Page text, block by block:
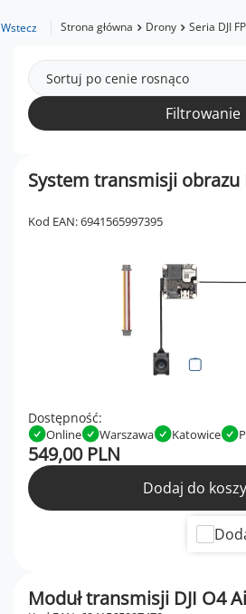
Wstecz Strona główna Drony Seria DJI
Sortuj po cenie rosnąco
Filtrowanie
System transmisji obrazu
Kod EAN: 6941565997395
Dostępność:
Online Warszawa Katowice
549,00 PLN
Dodaj do
Moduł transmisji DJI O4